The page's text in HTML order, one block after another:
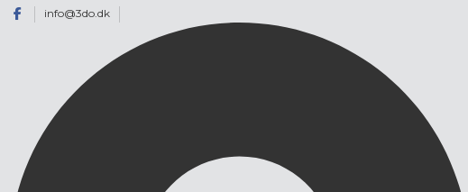
info@3do.dk